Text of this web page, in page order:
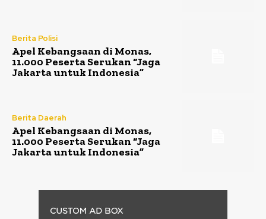
Berita Polisi
Apel Kebangsaan di Monas,
11.000 Peserta Serukan “Jaga
Jakarta untuk Indonesia”
Berita Daerah
Apel Kebangsaan di Monas,
11.000 Peserta Serukan “Jaga
Jakarta untuk Indonesia”